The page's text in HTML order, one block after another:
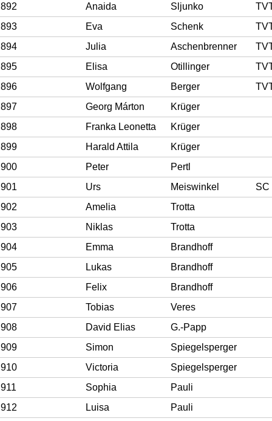
892
Anaida Sljunko
893
Eva Schenk
894
Julia Aschenbrenner
895
Elisa Otillinger
896
Wolfgang Berger
897
Georg Márton
Krüger
898
Franka Leonetta
Krüger
899
Harald Attila
Krüger
900
Peter
Pertl
901
Urs Meiswinkel
SC
902
Amelia
Trotta
903
Niklas
Trotta
904
Emma
Brandhoff
905
Lukas
Brandhoff
906
Felix
Brandhoff
907
Tobias
Veres
908
David Elias
G.-Papp
909
Simon
Spiegelsperger
910
Victoria
Spiegelsperger
911
Sophia
Pauli
912
Luisa
Pauli